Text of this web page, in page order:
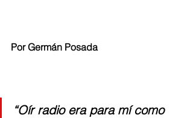
Por Germán Posada
“Oír radio era para mí como